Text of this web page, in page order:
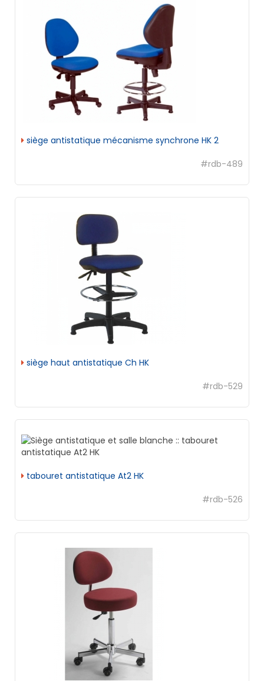
siège antistatique mécanisme synchrone HK 2
#rdb-489
siège haut antistatique Ch HK
#rdb-529
tabouret antistatique At2 HK
#rdb-526